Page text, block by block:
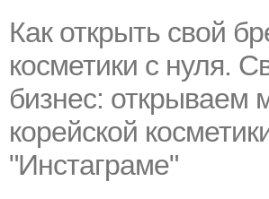
Как открыть свой
косметики с нуля.
бизнес: открываем
корейской
"Инстаграме"